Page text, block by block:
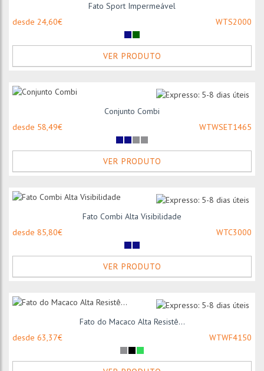
Fato Sport Impermeável
desde 24,60€
WTS2000
VER PRODUTO
Conjunto Combi
desde 58,49€
WTWSET1465
VER PRODUTO
Fato Combi Alta Visibilidade
desde 85,80€
WTC3000
VER PRODUTO
Fato do Macaco Alta Resistê...
desde 63,37€
WTWF4150